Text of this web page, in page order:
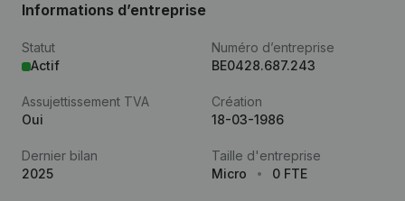
Informations d’entreprise
Statut
Actif
Numéro d’entreprise
BE0428.687.243
Assujettissement TVA
Oui
Création
18-03-1986
Dernier bilan
2025
Taille d'entreprise
Micro
0 FTE